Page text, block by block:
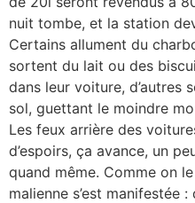
nuit tombe, et la station
Certains allument du
sortent du lait ou des
dans leur voiture, d’autres
sol, guettant le moindre
Les feux arrière des
d’espoirs, ça avance, un
quand même. Comme on
malienne s’est manifestée